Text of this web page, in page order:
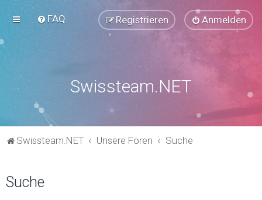
FAQ Anmelden
Registrieren
Swissteam.NET
Swissteam.NET Unsere Foren Suche
Suche